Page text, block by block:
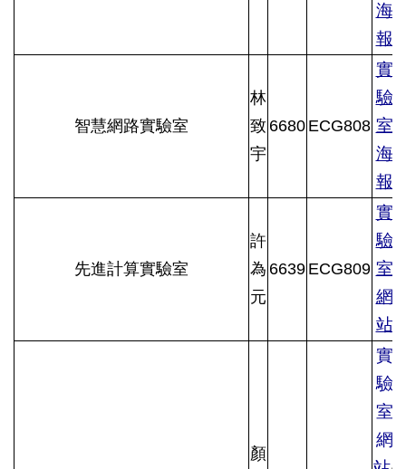
海
報
智慧網路實驗室
林
致
宇
6680 ECG808
實
驗
室
海
報
先進計算實驗室
許
為
元
6639 ECG809
實
驗
室
網
站
顏
實
驗
室
網